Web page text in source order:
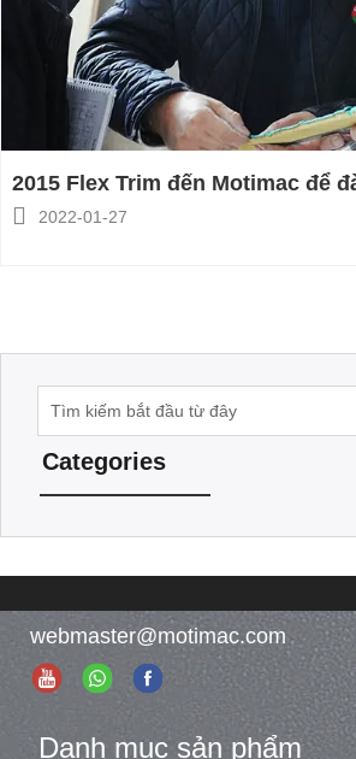
2015 Flex Trim đến Motimac để

2022-01-27
Categories
webmaster@motimac.com
Danh mục sản phẩm